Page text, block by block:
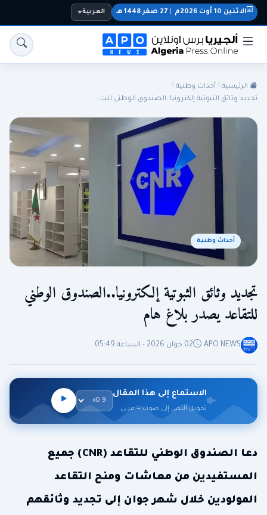
الجالية المنتخب الوطني سياسة
الاثنين 10 أوت 2026م 27 صفر 1448 هـ العربية
الرئيسية
أحداث وطنية
تجديد وثائق الثبوتية إلكترونيا..الصندوق الوطني للت...
أحداث وطنية
تجديد وثائق الثبوتية إلكترونيا..الصندوق الوطني
للتقاعد يصدر بلاغ هام
APO NEWS 02 جوان 2026 - الساعة 05:49
الاستماع إلى هذا المقال
تحويل النص إلى صوت — عربي
دعا الصندوق الوطني للتقاعد (CNR) جميع
المستفيدين من معاشات ومنح التقاعد
المولودين خلال شهر جوان إلى تجديد وثائقهم